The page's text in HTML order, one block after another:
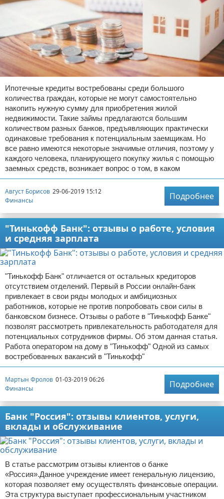
Ипотечные кредиты востребованы среди большого
количества граждан, которые не могут самостоятельно
накопить нужную сумму для приобретения жилой
недвижимости. Такие займы предлагаются большим
количеством разных банков, предъявляющих практически
одинаковые требования к потенциальным заемщикам. Но
все равно имеются некоторые значимые отличия, поэтому у
каждого человека, планирующего покупку жилья с помощью
заемных средств, возникает вопрос о том, в каком
Август Борисов 29-06-2019 15:12
Финансы
Подробнее
"Тинькофф Банк": отзывы о работе, условия
и средняя зарплата
"Тинькофф Банк" отличается от остальных кредиторов
отсутствием отделений. Первый в России онлайн-банк
привлекает в свои ряды молодых и амбициозных
работников, которые не против попробовать свои силы в
банковском бизнесе. Отзывы о работе в "Тинькофф Банке"
позволят рассмотреть привлекательность работодателя для
потенциальных сотрудников фирмы. Об этом данная статья.
Работа оператором на дому в "Тинькофф" Одной из самых
востребованных вакансий в "Тинькофф"
Мартын Фролов 01-03-2019 06:26
Финансы
Подробнее
Банк "Россия": отзывы клиентов, услуги,
вклады и обслуживание
В статье рассмотрим отзывы клиентов о банке
«Россия».Данное учреждение имеет генеральную лицензию,
которая позволяет ему осуществлять финансовые операции.
Эта структура выступает профессиональным участником